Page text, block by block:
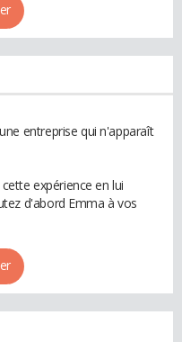
entreprise qui n'apparaît
expérience en lui
d'abord Emma à vos